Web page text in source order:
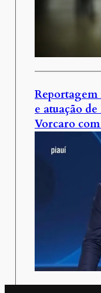
e atuação
Vorcaro